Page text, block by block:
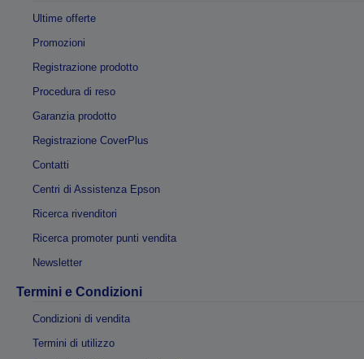
Ultime offerte
Promozioni
Registrazione prodotto
Procedura di reso
Garanzia prodotto
Registrazione CoverPlus
Contatti
Centri di Assistenza Epson
Ricerca rivenditori
Ricerca promoter punti vendita
Newsletter
Termini e Condizioni
Condizioni di vendita
Termini di utilizzo